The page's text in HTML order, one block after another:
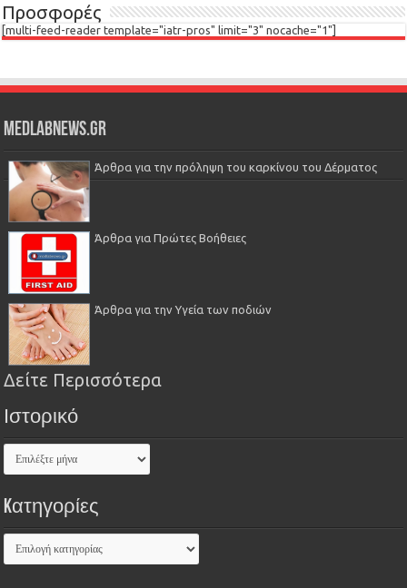
Προσφορές
[multi-feed-reader template="iatr-pros" limit="3" nocache="1"]
Medlabnews.gr
Άρθρα για την πρόληψη του καρκίνου του Δέρματος
Άρθρα για Πρώτες Βοήθειες
Άρθρα για την Υγεία των ποδιών
Δείτε Περισσότερα
Ιστορικό
Kατηγορίες